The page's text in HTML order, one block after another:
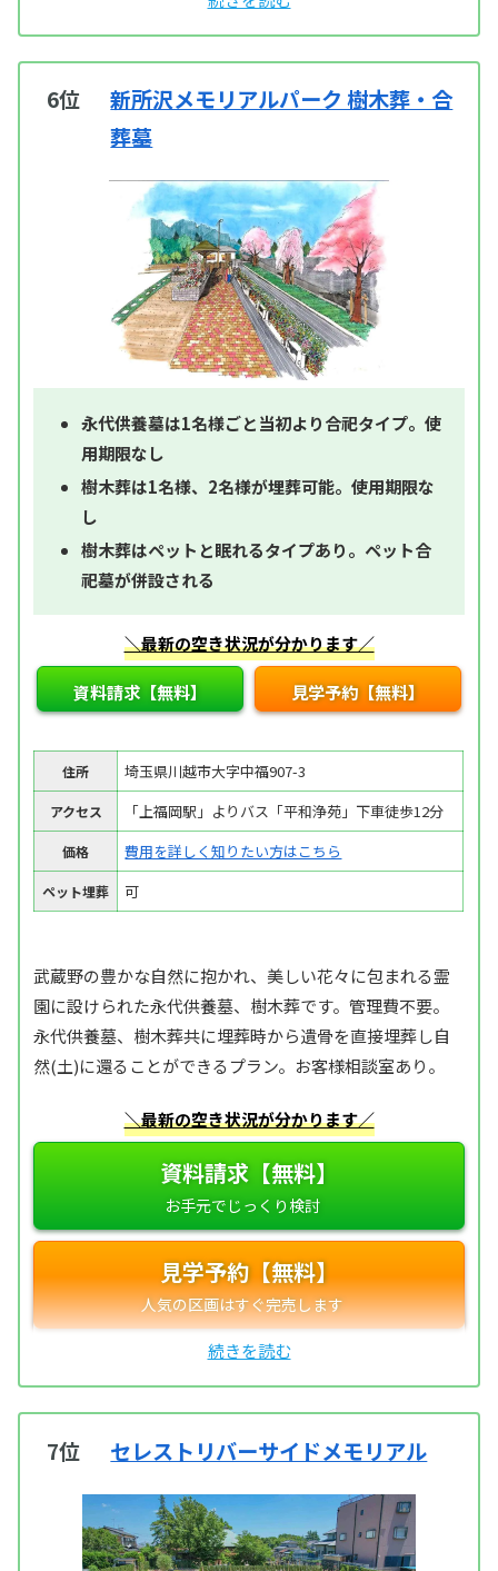
6位
新所沢メモリアルパーク 樹木葬・合
葬墓
永代供養墓は1名様ごと当初より合祀タイプ。使
用期限なし
樹木葬は1名様、2名様が埋葬可能。使用期限な
し
樹木葬はペットと眠れるタイプあり。ペット合
祀墓が併設される
＼最新の空き状況が分かります／
資料請求【無料】 見学予約【無料】
住所 埼玉県川越市大字中福907-3
アクセス 「上福岡駅」よりバス「平和浄苑」下車徒歩12分
価格 費用を詳しく知りたい方はこちら
ペット埋葬 可
武蔵野の豊かな自然に抱かれ、美しい花々に包まれる霊
園に設けられた永代供養墓、樹木葬です。管理費不要。
永代供養墓、樹木葬共に埋葬時から遺骨を直接埋葬し自
然(土)に還ることができるプラン。お客様相談室あり。
＼最新の空き状況が分かります／
資料請求【無料】
見学予約【無料】
7位 セレストリバーサイドメモリアル